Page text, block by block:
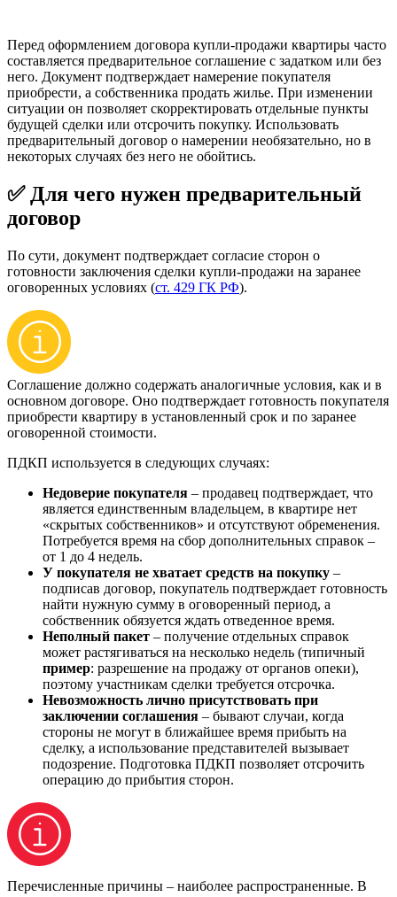
Перед оформлением договора купли-продажи квартиры часто
составляется предварительное соглашение с задатком или без
него. Документ подтверждает намерение покупателя
приобрести, а собственника продать жилье. При изменении
ситуации он позволяет скорректировать отдельные пункты
будущей сделки или отсрочить покупку. Использовать
предварительный договор о намерении необязательно, но в
некоторых случаях без него не обойтись.
✅ Для чего нужен предварительный
договор
По сути, документ подтверждает согласие сторон о
готовности заключения сделки купли-продажи на заранее
оговоренных условиях (ст. 429 ГК РФ).
Соглашение должно содержать аналогичные условия, как и в
основном договоре. Оно подтверждает готовность покупателя
приобрести квартиру в установленный срок и по заранее
оговоренной стоимости.
ПДКП используется в следующих случаях:
Недоверие покупателя – продавец подтверждает, что
является единственным владельцем, в квартире нет
«скрытых собственников» и отсутствуют обременения.
Потребуется время на сбор дополнительных справок –
от 1 до 4 недель.
У покупателя не хватает средств на покупку –
подписав договор, покупатель подтверждает готовность
найти нужную сумму в оговоренный период, а
собственник обязуется ждать отведенное время.
Неполный пакет – получение отдельных справок
может растягиваться на несколько недель (типичный
пример: разрешение на продажу от органов опеки),
поэтому участникам сделки требуется отсрочка.
Невозможность лично присутствовать при
заключении соглашения – бывают случаи, когда
стороны не могут в ближайшее время прибыть на
сделку, а использование представителей вызывает
подозрение. Подготовка ПДКП позволяет отсрочить
операцию до прибытия сторон.
Перечисленные причины – наиболее распространенные. В